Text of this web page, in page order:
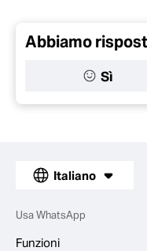
Abbiamo
Sì
Italiano
Usa WhatsApp
Funzioni